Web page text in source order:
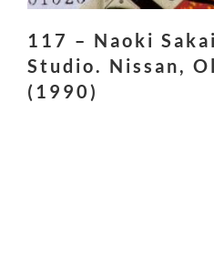
117 – Naoki
Studio. Nissan,
(1990)